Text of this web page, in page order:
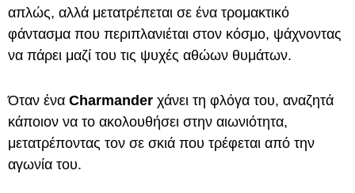
απλώς, αλλά μετατρέπεται σε ένα τρομακτικό
φάντασμα που περιπλανιέται στον κόσμο, ψάχνοντας
να πάρει μαζί του τις ψυχές αθώων θυμάτων.
Όταν ένα Charmander χάνει τη φλόγα του, αναζητά
κάποιον να το ακολουθήσει στην αιωνιότητα,
μετατρέποντας τον σε σκιά που τρέφεται από την
αγωνία του.